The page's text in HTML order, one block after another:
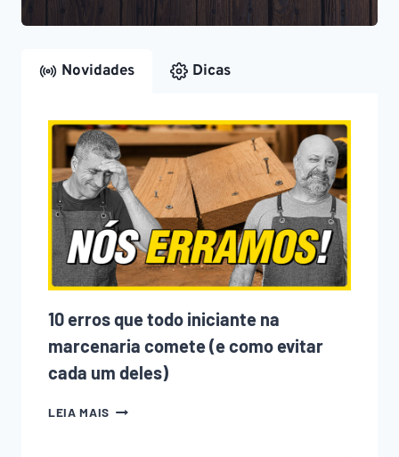
Novidades Dicas
10 erros que todo iniciante na
marcenaria comete (e como evitar
cada um deles)
LEIA MAIS 10